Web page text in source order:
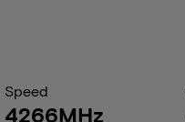
Speed
4266MHz